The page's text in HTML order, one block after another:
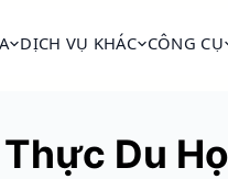
DỊCH VỤ KHÁC CÔNG CỤ
Du